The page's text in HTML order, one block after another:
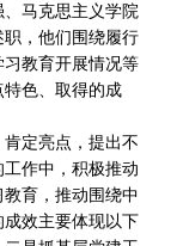
马克思主义学院
，他们围绕履行
教育开展情况等
色、取得的成
定亮点，提出不
作中，积极推动
育，推动围绕中
效主要体现以下